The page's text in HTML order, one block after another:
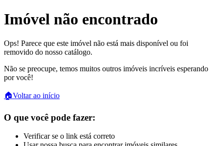
Imóvel não encontrado
Ops! Parece que este imóvel não está mais disponível ou foi
removido do nosso catálogo.
Não se preocupe, temos muitos outros imóveis incríveis esperando
por você!
🏠Voltar ao início
O que você pode fazer:
Verificar se o link está correto